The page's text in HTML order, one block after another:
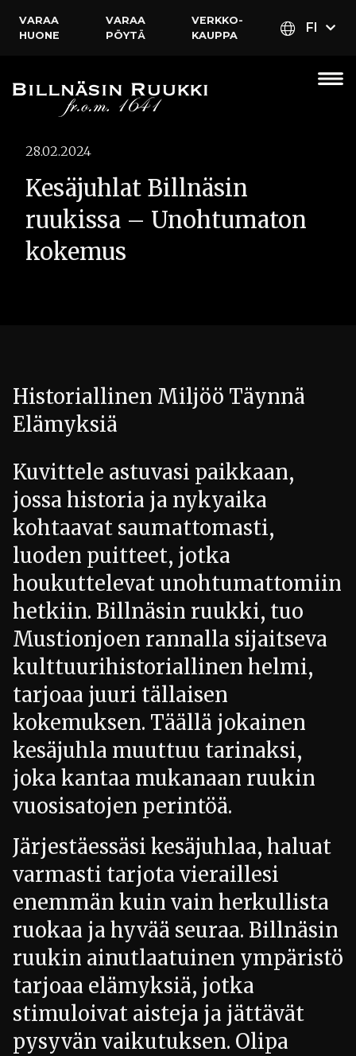
VARAA
HUONE
VARAA
PÖYTÄ
VERKKO­
KAUPPA
FI
28.02.2024
Kesäjuhlat Billnäsin
ruukissa – Unohtumaton
kokemus
Historiallinen Miljöö Täynnä
Elämyksiä
Kuvittele astuvasi paikkaan,
jossa historia ja nykyaika
kohtaavat saumattomasti,
luoden puitteet, jotka
houkuttelevat unohtumattomiin
hetkiin. Billnäsin ruukki, tuo
Mustionjoen rannalla sijaitseva
kulttuurihistoriallinen helmi,
tarjoaa juuri tällaisen
kokemuksen. Täällä jokainen
kesäjuhla muuttuu tarinaksi,
joka kantaa mukanaan ruukin
vuosisatojen perintöä.
Järjestäessäsi kesäjuhlaa, haluat
varmasti tarjota vieraillesi
enemmän kuin vain herkullista
ruokaa ja hyvää seuraa. Billnäsin
ruukin ainutlaatuinen ympäristö
tarjoaa elämyksiä, jotka
stimuloivat aisteja ja jättävät
pysyvän vaikutuksen. Olipa